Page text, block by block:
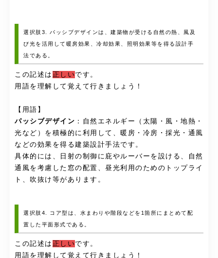
選択肢3. パッシブデザインは、建築物が受ける自然の熱、風及
び光を活用して暖房効果、冷却効果、照明効果等を得る設計手
法である。
この記述は 正しいです。
用語を理解して覚えて行きましょう！
【用語】
パッシブデザイン ：自然エネルギー（太陽・風・地熱・
光など）を積極的に利用して、暖房・冷房・採光・通風
などの効果を得る建築設計手法です。
具体的には、日射の制御に庇やルーバーを設ける、自然
通風を考慮した窓の配置、昼光利用のためのトップライ
ト、吹抜け等があります。
選択肢4. コア型は、水まわりや階段などを1箇所にまとめて配
置した平面形式である。
この記述は 正しいです。
用語を理解して覚えて行きましょう！